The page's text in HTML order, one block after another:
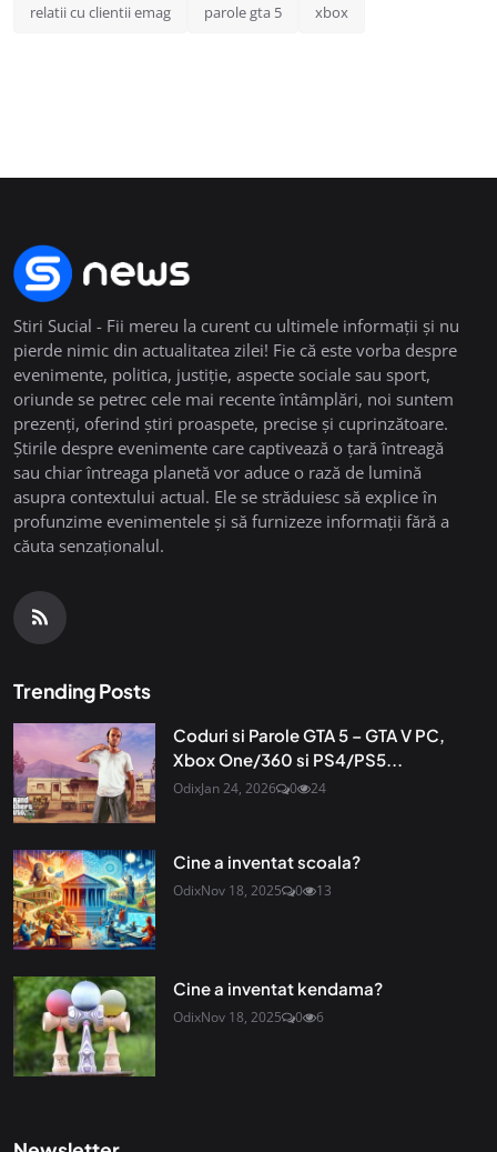
relatii cu clientii emag parole gta 5 xbox
Stiri Sucial - Fii mereu la curent cu ultimele informații și nu
pierde nimic din actualitatea zilei! Fie că este vorba despre
evenimente, politica, justiție, aspecte sociale sau sport,
oriunde se petrec cele mai recente întâmplări, noi suntem
prezenți, oferind știri proaspete, precise și cuprinzătoare.
Știrile despre evenimente care captivează o țară întreagă
sau chiar întreaga planetă vor aduce o rază de lumină
asupra contextului actual. Ele se străduiesc să explice în
profunzime evenimentele și să furnizeze informații fără a
căuta senzaționalul.
Trending Posts
Coduri si Parole GTA 5 – GTA V PC,
Xbox One/360 si PS4/PS5...
OdixJan 24, 2026 0 24
Cine a inventat scoala?
OdixNov 18, 2025 0 13
Cine a inventat kendama?
OdixNov 18, 2025 0 6